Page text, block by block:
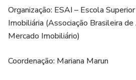
Organização: ESAI – Escola
Imobiliária (Associação Brasileira
Mercado Imobiliário)
Coordenação: Mariana Marun